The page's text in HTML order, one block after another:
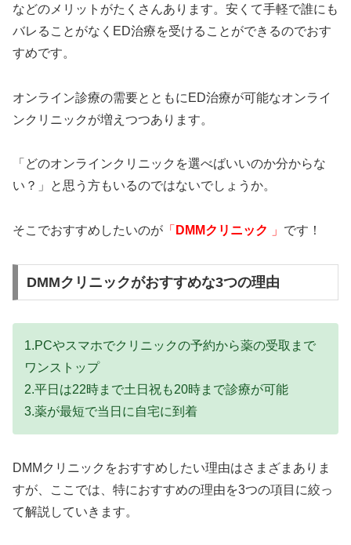
などのメリットがたくさんあります。安くて手軽で誰にも
バレることがなくED治療を受けることができるのでおす
すめです。
オンライン診療の需要とともにED治療が可能なオンライ
ンクリニックが増えつつあります。
「どのオンラインクリニックを選べばいいのか分からな
い？」と思う方もいるのではないでしょうか。
そこでおすすめしたいのが 「 DMMクリニック 」 です！
DMMクリニックがおすすめな3つの理由
1.PCやスマホでクリニックの予約から薬の受取まで
ワンストップ
2.平日は22時まで土日祝も20時まで診療が可能
3.薬が最短で当日に自宅に到着
DMMクリニックをおすすめしたい理由はさまざまありま
すが、ここでは、特におすすめの理由を3つの項目に絞っ
て解説していきます。